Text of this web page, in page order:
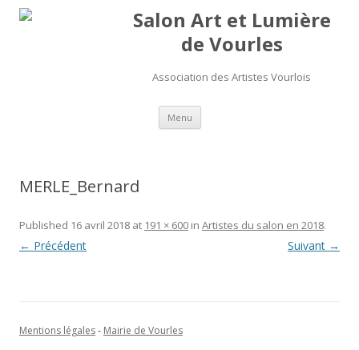
Salon Art et Lumière
de Vourles
Association des Artistes Vourlois
Menu Aller au contenu
MERLE_Bernard
Published 16 avril 2018 at 191 × 600 in Artistes du salon en 2018.
← Précédent Suivant →
Mentions légales- Mairie de Vourles